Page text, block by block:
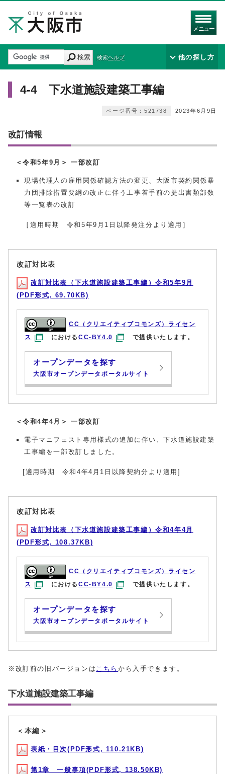
メニュー
検索 検索ヘルプ 他の探し方
4‐4 下水道施設建築工事編
2023年6月9日
ページ番号：521738
改訂情報
＜令和5年9月＞ 一部改訂
現場代理人の雇用関係確認方法の変更、大阪市契約関係暴
力団排除措置要綱の改正に伴う工事着手前の提出書類部数
等一覧表の改訂
［適用時期 令和5年9月1日以降発注分より適用］
改訂対比表
改訂対比表（下水道施設建築工事編）令和5年9月
(PDF形式, 69.70KB)
CC（クリエイティブコモンズ）ライセン
ス
におけるCC-BY4.0 で提供いたします。
オープンデータを探す
大阪市オープンデータポータルサイト
＜令和4年4月＞ 一部改訂
電子マニフェスト専用様式の追加に伴い、下水道施設建築
工事編を一部改訂しました。
[適用時期 令和4年4月1日以降契約分より適用]
改訂対比表
改訂対比表（下水道施設建築工事編）令和4年4月
(PDF形式, 108.37KB)
CC（クリエイティブコモンズ）ライセン
ス
におけるCC-BY4.0 で提供いたします。
オープンデータを探す
大阪市オープンデータポータルサイト
※改訂前の旧バージョンは こちらから入手できます。
下水道施設建築工事編
＜本編＞
表紙・目次(PDF形式, 110.21KB)
第1章 一般事項(PDF形式, 138.50KB)